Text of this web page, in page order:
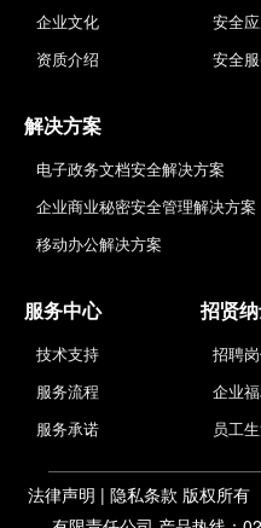
企业文化
资质介绍
安全
安全
解决方案
电子政务文档安全解决方案
企业商业秘密安全管理解决方案
移动办公解决方案
服务中心
技术支持
服务流程
服务承诺
招贤
招聘
企业
员工
法律声明 | 隐私条款 版权所有